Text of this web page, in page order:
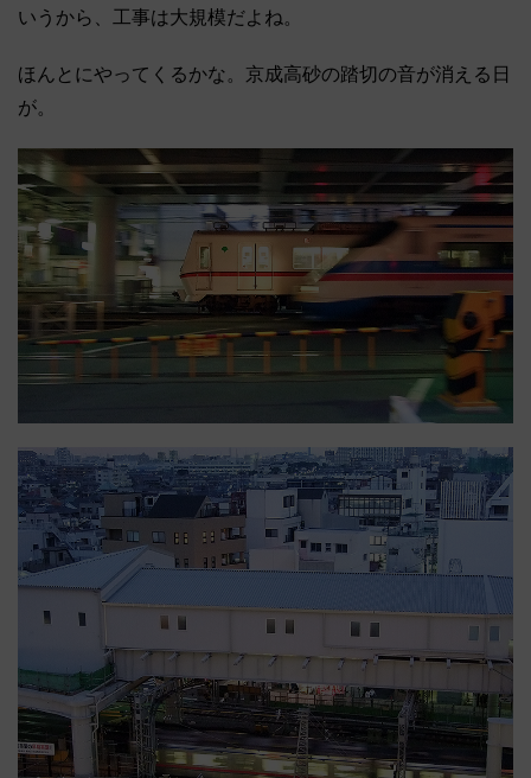
いうから、工事は大規模だよね。
ほんとにやってくるかな。京成高砂の踏切の音が消える日
が。